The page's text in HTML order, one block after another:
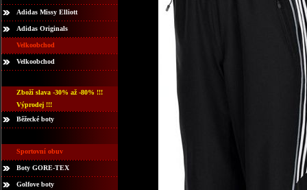
Adidas Missy Elliott
Adidas Originals
Velkoobchod
Velkoobchod
Zboží slava -30% až -80% !!!
Výprodej !!!
Běžecké boty
Sportovní obuv
Boty GORE-TEX
Golfove boty